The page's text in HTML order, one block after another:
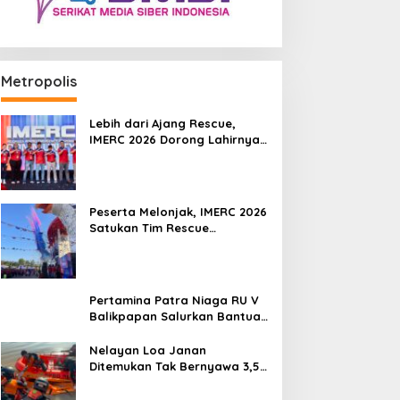
Metropolis
Lebih dari Ajang Rescue,
IMERC 2026 Dorong Lahirnya
Peserta Melonjak, IMERC 2026
Satukan Tim Rescue
Pertamina Patra Niaga RU V
Balikpapan Salurkan Bantuan
Kilang
Nelayan Loa Janan
Ditemukan Tak Bernyawa 3,5